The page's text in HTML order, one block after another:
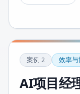
案例 2 效率与
AI项目经